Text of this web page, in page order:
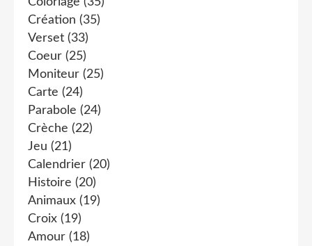
Création (35)
Verset (33)
Coeur (25)
Moniteur (25)
Carte (24)
Parabole (24)
Crèche (22)
Jeu (21)
Calendrier (20)
Histoire (20)
Animaux (19)
Croix (19)
Amour (18)